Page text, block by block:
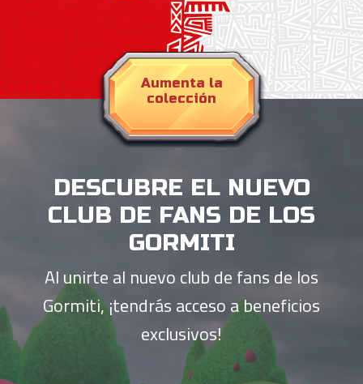
Aumenta la
colección
DESCUBRE EL NUEVO
CLUB DE FANS DE LOS
GORMITI
Al unirte al nuevo club de fans de los
Gormiti, ¡tendrás acceso a beneficios
exclusivos!